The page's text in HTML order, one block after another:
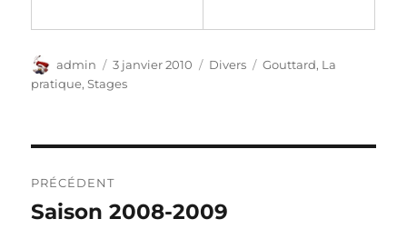
Auteur
admin
Publié
le
3 janvier 2010 Catégories
Divers Étiquettes
Gouttard, La
pratique,Stages
de
PRÉCÉDENT
Publication
Saison 2008-2009